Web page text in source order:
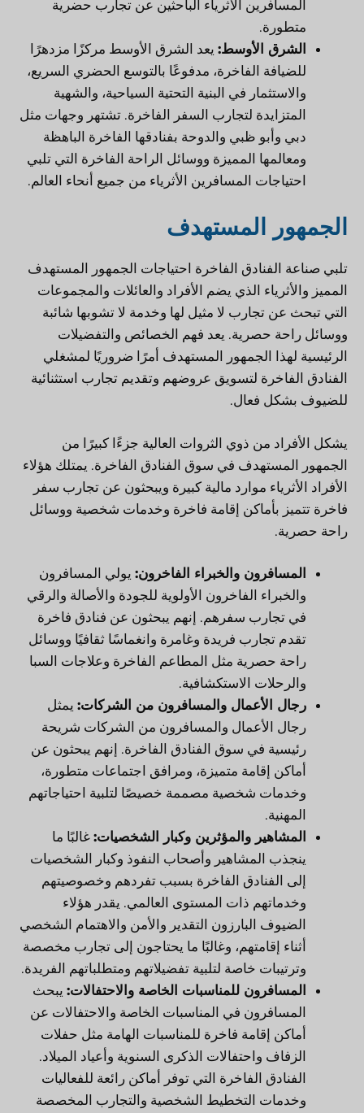
المسافرين الأثرياء الباحثين عن تجارب حضرية
متطورة.
الشرق الأوسط: يعد الشرق الأوسط مركزًا مزدهرًا
للضيافة الفاخرة، مدفوعًا بالتوسع الحضري السريع،
والاستثمار في البنية التحتية السياحية، والشهية
المتزايدة لتجارب السفر الفاخرة. تشتهر وجهات مثل
دبي وأبو ظبي والدوحة بفنادقها الفاخرة الباهظة
ومعالمها المميزة ووسائل الراحة الفاخرة التي تلبي
احتياجات المسافرين الأثرياء من جميع أنحاء العالم.
الجمهور المستهدف
تلبي صناعة الفنادق الفاخرة احتياجات الجمهور المستهدف
المميز والأثرياء الذي يضم الأفراد والعائلات والمجموعات
التي تبحث عن تجارب لا مثيل لها وخدمة لا تشوبها شائبة
ووسائل راحة حصرية. يعد فهم الخصائص والتفضيلات
الرئيسية لهذا الجمهور المستهدف أمرًا ضروريًا لمشغلي
الفنادق الفاخرة لتسويق عروضهم وتقديم تجارب استثنائية
للضيوف بشكل فعال.
يشكل الأفراد من ذوي الثروات العالية جزءًا كبيرًا من
الجمهور المستهدف في سوق الفنادق الفاخرة. يمتلك هؤلاء
الأفراد الأثرياء موارد مالية كبيرة ويبحثون عن تجارب سفر
فاخرة تتميز بأماكن إقامة فاخرة وخدمات شخصية ووسائل
راحة حصرية.
المسافرون والخبراء الفاخرون: يولي المسافرون
والخبراء الفاخرون الأولوية للجودة والأصالة والرقي
في تجارب سفرهم. إنهم يبحثون عن فنادق فاخرة
تقدم تجارب فريدة وغامرة وانغماسًا ثقافيًا ووسائل
راحة حصرية مثل المطاعم الفاخرة وعلاجات السبا
والرحلات الاستكشافية.
رجال الأعمال والمسافرون من الشركات: يمثل
رجال الأعمال والمسافرون من الشركات شريحة
رئيسية في سوق الفنادق الفاخرة. إنهم يبحثون عن
أماكن إقامة متميزة، ومرافق اجتماعات متطورة،
وخدمات شخصية مصممة خصيصًا لتلبية احتياجاتهم
المهنية.
المشاهير والمؤثرين وكبار الشخصيات: غالبًا ما
ينجذب المشاهير وأصحاب النفوذ وكبار الشخصيات
إلى الفنادق الفاخرة بسبب تفردهم وخصوصيتهم
وخدماتهم ذات المستوى العالمي. يقدر هؤلاء
الضيوف البارزون التقدير والأمن والاهتمام الشخصي
أثناء إقامتهم، وغالبًا ما يحتاجون إلى تجارب مخصصة
وترتيبات خاصة لتلبية تفضيلاتهم ومتطلباتهم الفريدة.
المسافرون للمناسبات الخاصة والاحتفالات: يبحث
المسافرون في المناسبات الخاصة والاحتفالات عن
أماكن إقامة فاخرة للمناسبات الهامة مثل حفلات
الزفاف واحتفالات الذكرى السنوية وأعياد الميلاد.
الفنادق الفاخرة التي توفر أماكن رائعة للفعاليات
وخدمات التخطيط الشخصية والتجارب المخصصة